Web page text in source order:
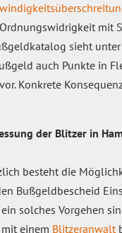
mit
sieht
auch Punkte in
Konkrete
der Blitzer in
besteht die
Bußgeldbescheid
solches Vorgehen
einem Blitzeranwalt